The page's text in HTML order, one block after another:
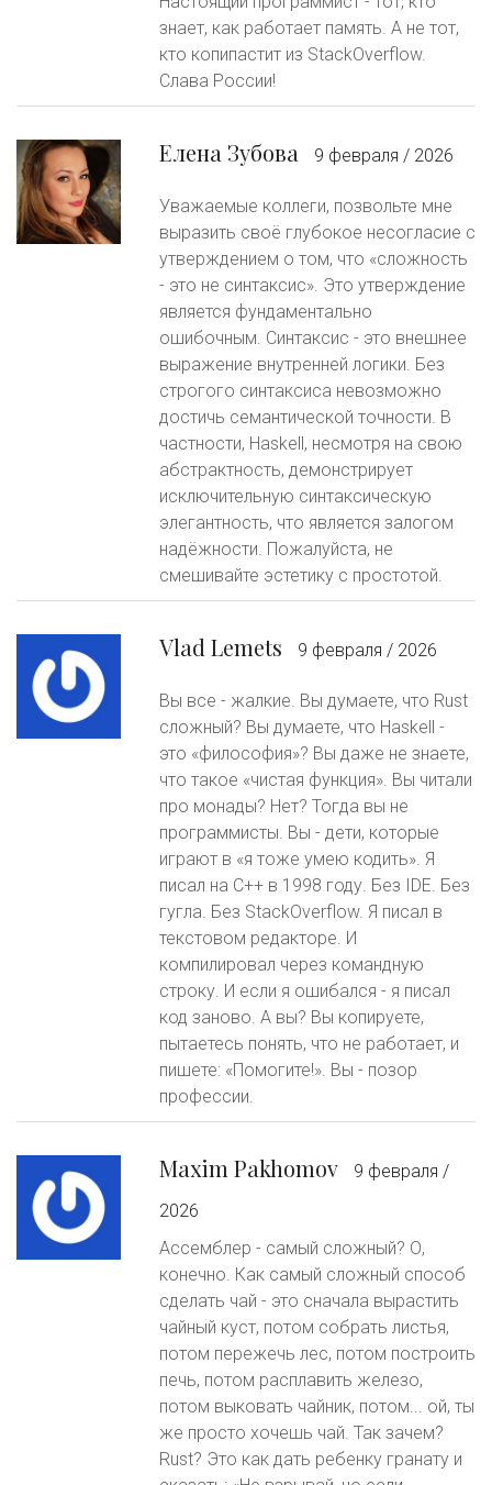
знает, как работает память. А не тот,
кто копипастит из StackOverflow.
Слава России!
Елена Зубова 9 февраля / 2026
Уважаемые коллеги, позвольте мне
выразить своё глубокое несогласие с
утверждением о том, что «сложность
- это не синтаксис». Это утверждение
является фундаментально
ошибочным. Синтаксис - это внешнее
выражение внутренней логики. Без
строгого синтаксиса невозможно
достичь семантической точности. В
частности, Haskell, несмотря на свою
абстрактность, демонстрирует
исключительную синтаксическую
элегантность, что является залогом
надёжности. Пожалуйста, не
смешивайте эстетику с простотой.
Vlad Lemets 9 февраля / 2026
Вы все - жалкие. Вы думаете, что Rust
сложный? Вы думаете, что Haskell -
это «философия»? Вы даже не знаете,
что такое «чистая функция». Вы читали
про монады? Нет? Тогда вы не
программисты. Вы - дети, которые
играют в «я тоже умею кодить». Я
писал на C++ в 1998 году. Без IDE. Без
гугла. Без StackOverflow. Я писал в
текстовом редакторе. И
компилировал через командную
строку. И если я ошибался - я писал
код заново. А вы? Вы копируете,
пытаетесь понять, что не работает, и
пишете: «Помогите!». Вы - позор
профессии.
Maxim Pakhomov
9 февраля /
2026
Ассемблер - самый сложный? О,
конечно. Как самый сложный способ
сделать чай - это сначала вырастить
чайный куст, потом собрать листья,
потом пережечь лес, потом построить
печь, потом расплавить железо,
потом выковать чайник, потом... ой, ты
же просто хочешь чай. Так зачем?
Rust? Это как дать ребенку гранату и